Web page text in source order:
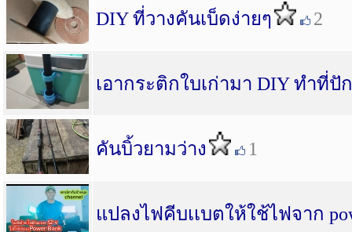
DIY ที่วางคันเบ็ดง่ายๆ 2
เอากระติกใบเก่ามา DIY ทำที่ปั
คันบิ้วยามว่าง 1
แปลงไฟคีบเเบตให้ใช้ไฟจาก